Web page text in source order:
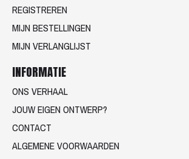
REGISTREREN
MIJN BESTELLINGEN
MIJN VERLANGLIJST
INFORMATIE
ONS VERHAAL
JOUW EIGEN ONTWERP?
CONTACT
ALGEMENE VOORWAARDEN